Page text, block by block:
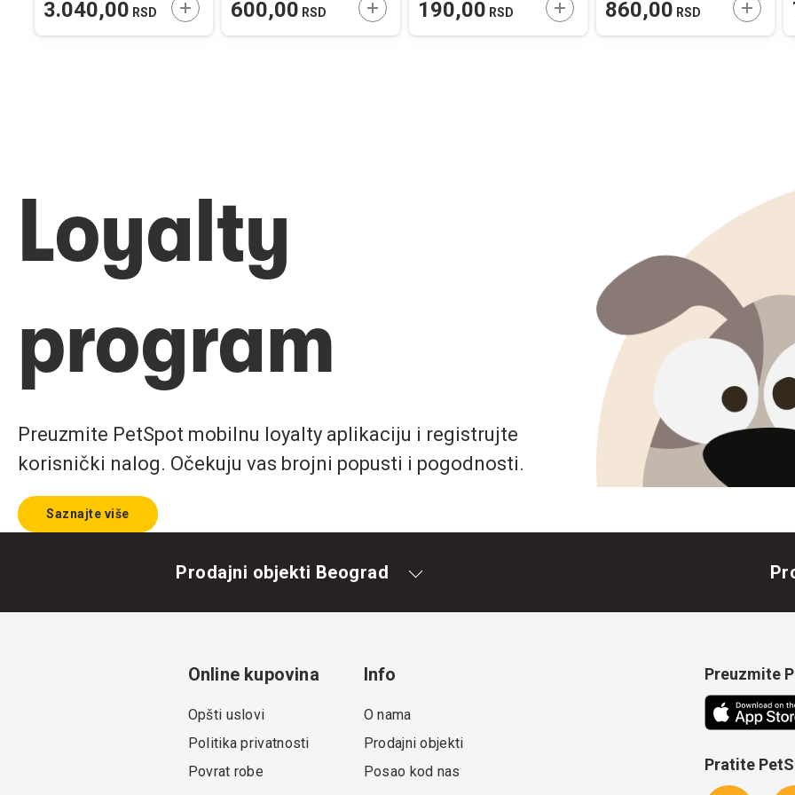
U KORPU
3.040,00 RSD DODAJTE U KORPU
600,00 RSD DODAJTE U KORPU
190,00 RSD DODAJTE U KORPU
860,00 RSD
Loyalty
program
Preuzmite PetSpot mobilnu loyalty aplikaciju i registrujte
korisnički nalog. Očekuju vas brojni popusti i pogodnosti.
Saznajte više
Prodajni objekti Beograd
Online kupovina
Opšti uslovi
Politika privatnosti
Povrat robe
Info
O nama
Prodajni objekti
Posao kod nas
Preuzmite
Pratite